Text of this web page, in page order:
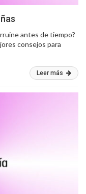
antes de tiempo?
consejos para
Leer más